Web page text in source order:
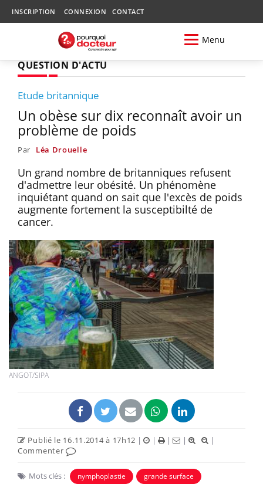
INSCRIPTION CONNEXION CONTACT
Menu
QUESTION D'ACTU
Etude britannique
Un obèse sur dix reconnaît avoir un
problème de poids
Par Léa Drouelle
Un grand nombre de britanniques refusent
d'admettre leur obésité. Un phénomène
inquiétant quand on sait que l'excès de poids
augmente fortement la susceptibilté de
cancer.
ANGOT/SIPA
Publié le 16.11.2014 à 17h12 | | | |
|
Commenter
Mots clés : nymphoplastie
grande surface